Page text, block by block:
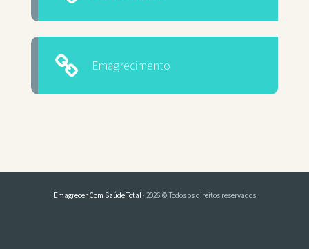
Emagrecimento
Emagrecer Com Saúde Total · 2026 © Todos os direitos reservados